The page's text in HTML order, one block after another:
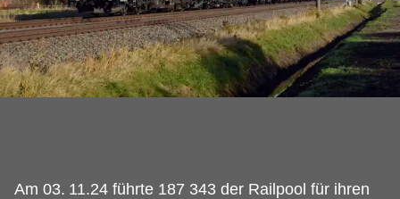
Am 03. 11.24 führte 187 343 der Railpool für ihren